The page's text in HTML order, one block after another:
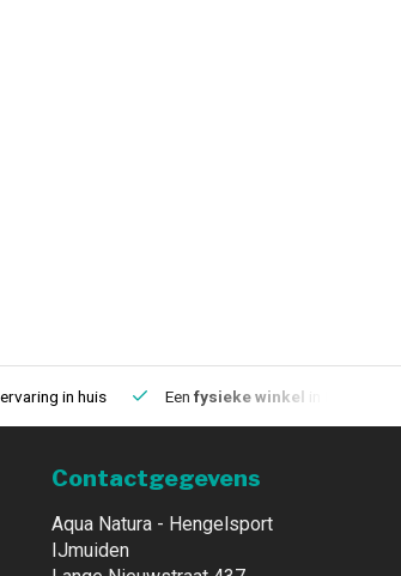
in huis Een fysieke winkel
Contactgegevens
Aqua Natura - Hengelsport
IJmuiden